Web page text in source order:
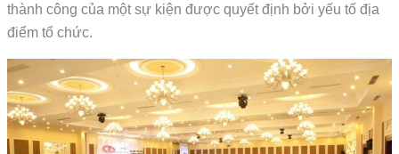
thành công của một sự kiện được quyết định bởi yếu tố địa
điểm tổ chức.